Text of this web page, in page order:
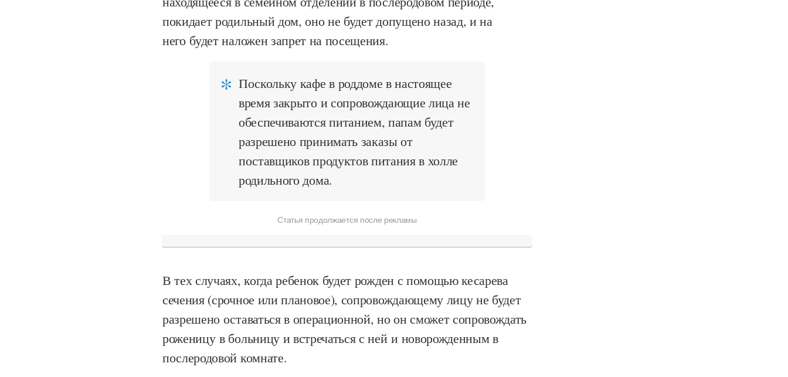
покидает родильный дом, оно не будет допущено назад, и на
него будет наложен запрет на посещения.
Поскольку кафе в роддоме в настоящее
время закрыто и сопровождающие лица не
обеспечиваются питанием, папам будет
разрешено принимать заказы от
поставщиков продуктов питания в холле
родильного дома.
Статья продолжается после рекламы
В тех случаях, когда ребенок будет рожден с помощью кесарева
сечения (срочное или плановое), сопровождающему лицу не будет
разрешено оставаться в операционной, но он сможет сопровождать
роженицу в больницу и встречаться с ней и новорожденным в
послеродовой комнате.